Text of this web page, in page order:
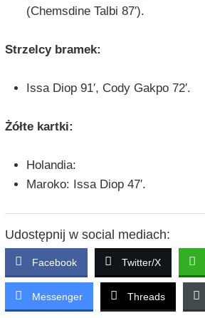
(Chemsdine Talbi 87′).
Strzelcy bramek:
Issa Diop 91′, Cody Gakpo 72′.
Żółte kartki:
Holandia:
Maroko: Issa Diop 47′.
Udostępnij w social mediach:
Facebook Twitter/X
Messenger Threads